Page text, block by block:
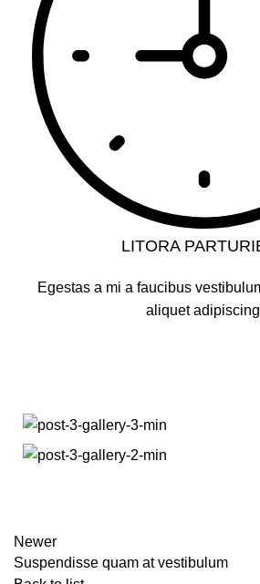
LITORA
Egestas a mi a faucibus
aliquet
Newer
Suspendisse quam at vestibulum